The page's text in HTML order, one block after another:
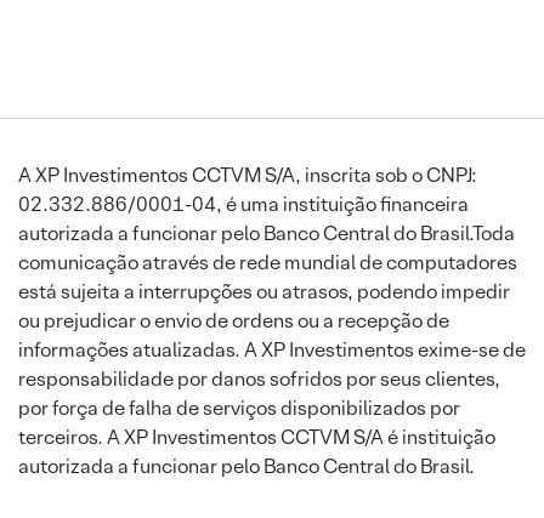
A XP Investimentos CCTVM S/A, inscrita sob o CNPJ:
02.332.886/0001-04, é uma instituição financeira
autorizada a funcionar pelo Banco Central do Brasil.Toda
comunicação através de rede mundial de computadores
está sujeita a interrupções ou atrasos, podendo impedir
ou prejudicar o envio de ordens ou a recepção de
informações atualizadas. A XP Investimentos exime-se de
responsabilidade por danos sofridos por seus clientes,
por força de falha de serviços disponibilizados por
terceiros. A XP Investimentos CCTVM S/A é instituição
autorizada a funcionar pelo Banco Central do Brasil.